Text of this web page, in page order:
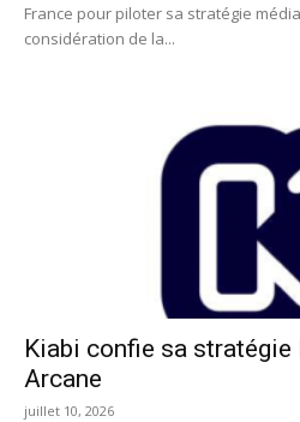
France pour piloter sa stratégie
considération de la...
Kiabi confie sa
Arcane
juillet 10, 2026